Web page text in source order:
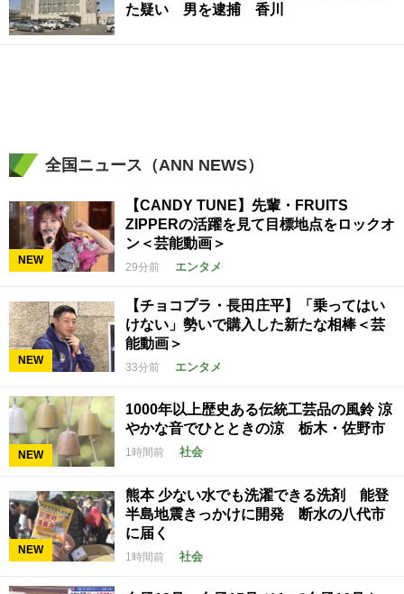
た疑い 男を逮捕 香川
全国ニュース（ANN NEWS）
NEW
【CANDY TUNE】先輩・FRUITS
ZIPPERの活躍を見て目標地点をロックオ
ン＜芸能動画＞
29分前 エンタメ
NEW
【チョコプラ・長田庄平】「乗ってはい
けない」勢いで購入した新たな相棒＜芸
能動画＞
33分前 エンタメ
NEW
1000年以上歴史ある伝統工芸品の風鈴 涼
やかな音でひとときの涼 栃木・佐野市
1時間前 社会
NEW
熊本 少ない水でも洗濯できる洗剤 能登
半島地震きっかけに開発 断水の八代市
に届く
1時間前 社会